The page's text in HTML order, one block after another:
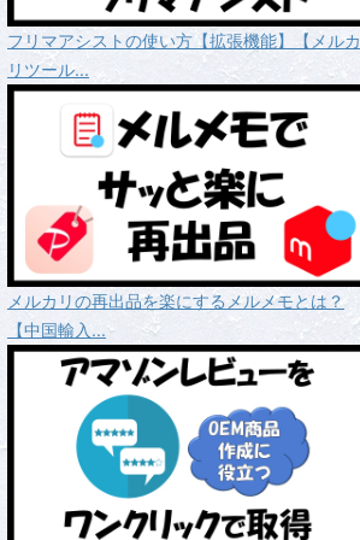
フリマアシストの使い方【拡張機能】【メルカ
リツール...
メルカリの再出品を楽にするメルメモとは？
【中国輸入...